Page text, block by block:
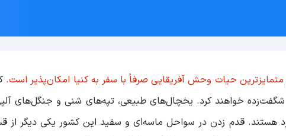
متمایزترین حیات وحش آفریقایی صرفاً با سفر به کنیا امکان‌پذیر است.
خواهند کرد. یخچال‌های طبیعی، تپه‌های شنی و جنگل‌های
هستند. قدم زدن در سواحل ماسه‌ای و سفید این کشور‌ یکی دیگر